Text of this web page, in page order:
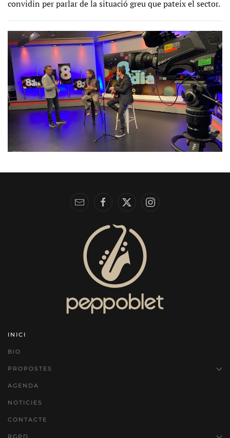
convidin per parlar de la situació greu que pateix el sector.
INICI
BIO
PROPOSTES
AGENDA
NOTICIES
CONTACTE
RGPD